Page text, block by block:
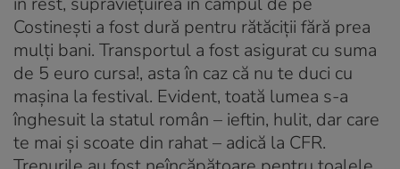
Costinești a fost dură pentru rătăciții fără prea
mulți bani. Transportul a fost asigurat cu suma
de 5 euro cursa!, asta în caz că nu te duci cu
mașina la festival. Evident, toată lumea s-a
înghesuit la statul român – ieftin, hulit, dar care
te mai și scoate din rahat – adică la CFR.